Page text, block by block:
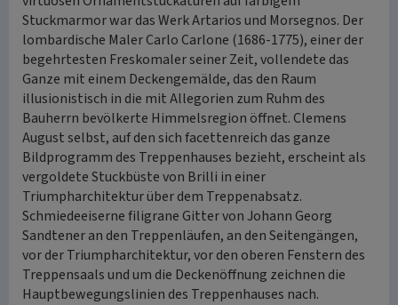
Stuckmarmor war das Werk Artarios und Morsegnos. Der
lombardische Maler Carlo Carlone (1686-1775), einer der
begehrtesten Freskomaler seiner Zeit, vollendete das
Ganze mit einem Deckengemälde, das den Raum
illusionistisch in die mit Allegorien zum Ruhm des
Bauherrn bevölkerte Himmelsregion öffnet. Clemens
August selbst, auf den sich facettenreich das ganze
Bildprogramm des Treppenhauses bezieht, erscheint als
vergoldete Stuckbüste von Brilli in einer
Triumpharchitektur über dem Treppenabsatz.
Schmiedeeiserne filigrane Gitter von Johann Georg
Sandtener an den Treppenläufen, an den Seitengängen,
vor der Triumpharchitektur, vor den oberen Fenstern des
Treppensaals und um die Deckenöffnung zeichnen die
Hauptbewegungslinien des Treppenhauses nach.